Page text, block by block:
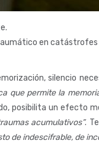
en
silencio
que permite la
posibilita un efecto
acumulativos”.
de indescifrable, de